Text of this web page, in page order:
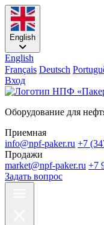
English
English
Français Deutsch
Вход
Оборудование для
Приемная
info@npf-paker.ru +7
Продажи
market@npf-paker.ru +7
Задать вопрос